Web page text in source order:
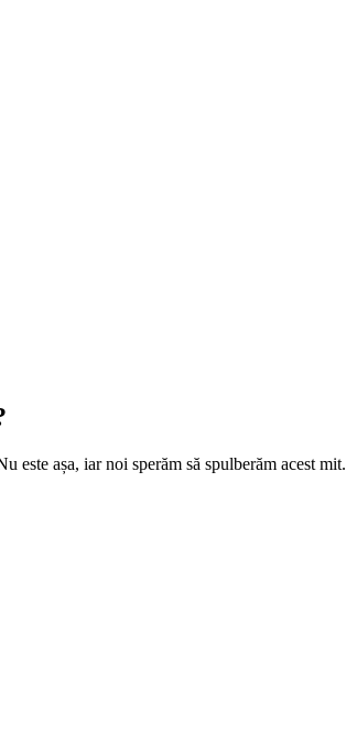
este așa, iar noi sperăm să spulberăm acest mit.